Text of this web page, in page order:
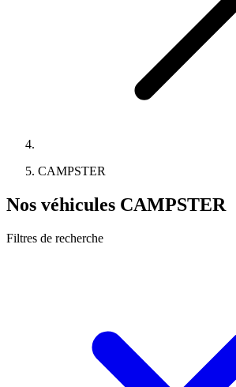
CAMPSTER
Nos véhicules CAMPSTER
Filtres de recherche